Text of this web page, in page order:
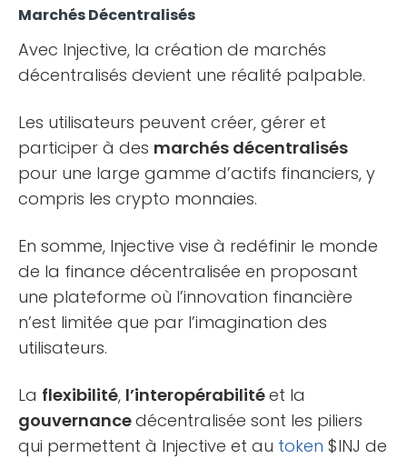
Marchés Décentralisés
Avec Injective, la création de marchés
décentralisés devient une réalité palpable.
Les utilisateurs peuvent créer, gérer et
participer à des marchés décentralisés
pour une large gamme d’actifs financiers, y
compris les crypto monnaies.
En somme, Injective vise à redéfinir le monde
de la finance décentralisée en proposant
une plateforme où l’innovation financière
n’est limitée que par l’imagination des
utilisateurs.
La flexibilité, l’interopérabilitéet la
gouvernancedécentralisée sont les piliers
qui permettent à Injective et au token $INJ de